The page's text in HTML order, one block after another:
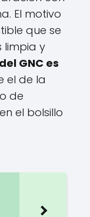
El motivo
que se
limpia y
GNC es
el de la
de
el bolsillo